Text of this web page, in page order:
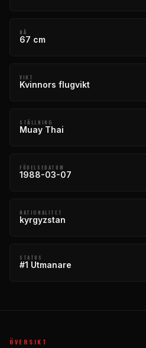
NÅ
67 cm
VIKT
Kvinnors flugvikt
STÄLLNING
Muay Thai
FÖDELSEDATUM
1988-03-07
NATIONALITET
kyrgyzstan
STATUS
#1 Utmanare
ÖVERSIKT